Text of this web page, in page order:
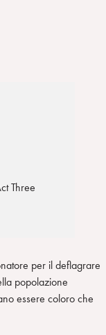
Three
per il deflagrare
popolazione
essere coloro che